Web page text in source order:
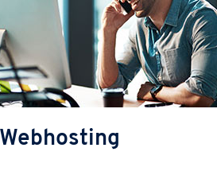
Webhosting